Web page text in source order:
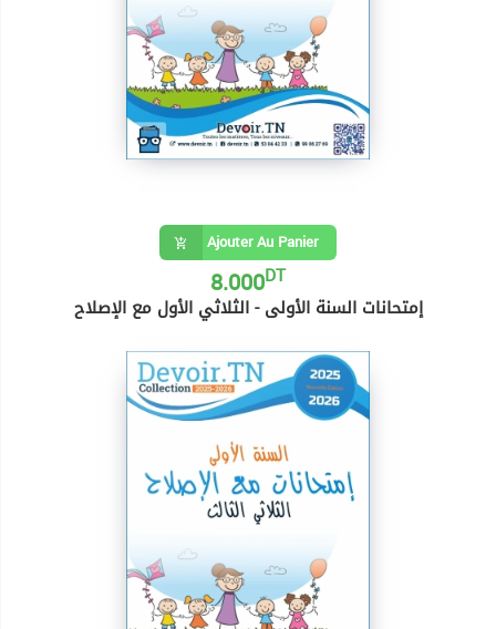
Ajouter Au Panier
8.000DT
إمتحانات السنة الأولى - الثلاثي الأول مع الإصلاح